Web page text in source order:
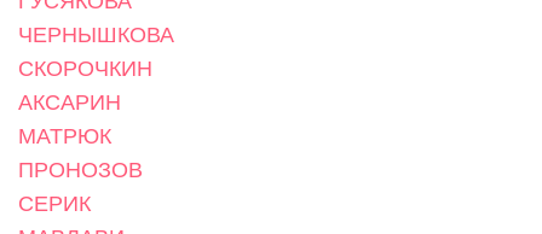
ЧЕРНЫШКОВА
СКОРОЧКИН
АКСАРИН
МАТРЮК
ПРОНОЗОВ
СЕРИК